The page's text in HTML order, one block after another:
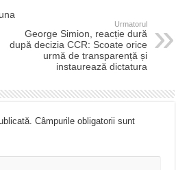
Urmatorul
George Simion, reacție dură
după decizia CCR: Scoate orice
urmă de transparență și
instaurează dictatura
Câmpurile obligatorii sunt